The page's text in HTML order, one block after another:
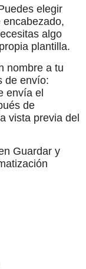
elegir
algo
plantilla.
nombre a tu
de envío:
envía el
de
vista previa del
Guardar y